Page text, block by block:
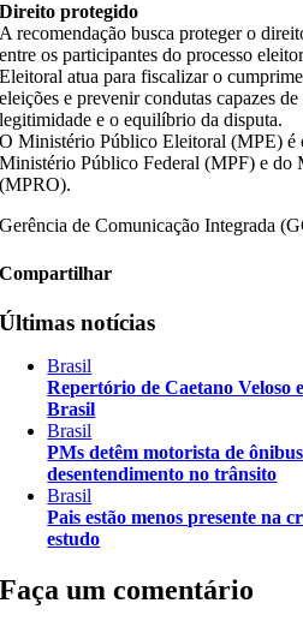
Direito protegido
A recomendação busca proteger o
entre os participantes do processo
Eleitoral atua para fiscalizar o
eleições e prevenir condutas capazes
legitimidade e o equilíbrio da disputa.
O Ministério Público Eleitoral (MPE) é
Ministério Público Federal (MPF) e do
(MPRO).
Gerência de Comunicação Integrada
Compartilhar
Últimas notícias
Brasil
Repertório de Caetano Veloso
Brasil
Brasil
PMs detêm motorista de
desentendimento no trânsito
Brasil
Pais estão menos presente na
estudo
Faça um comentário